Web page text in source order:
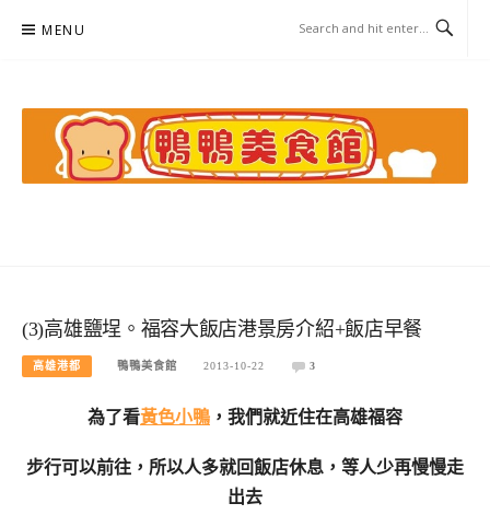
MENU
(3)高雄鹽埕。福容大飯店港景房介紹+飯店早餐
高雄港都 鴨鴨美食館 2013-10-22 3
為了看黃色小鴨 ，我們就近住在高雄福容
步行可以前往，所以人多就回飯店休息，等人少再慢慢走
出去